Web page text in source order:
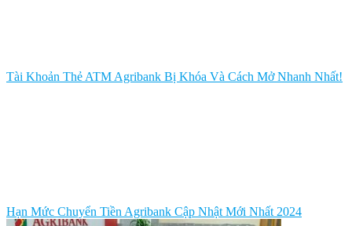
Tài Khoản Thẻ ATM Agribank Bị Khóa Và Cách Mở Nhanh Nhất!
Hạn Mức Chuyển Tiền Agribank Cập Nhật Mới Nhất 2024